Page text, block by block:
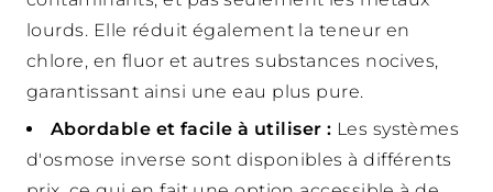
lourds. Elle réduit également la teneur en
chlore, en fluor et autres substances nocives,
garantissant ainsi une eau plus pure.
Abordable et facile à utiliser : Les systèmes
d'osmose inverse sont disponibles à différents